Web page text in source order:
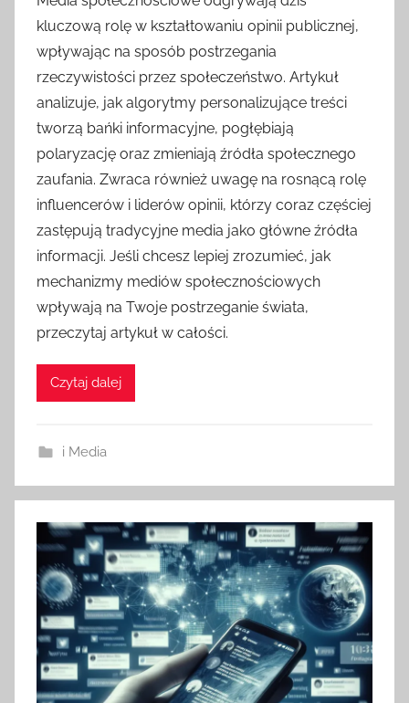
kluczową rolę w kształtowaniu opinii publicznej,
wpływając na sposób postrzegania
rzeczywistości przez społeczeństwo. Artykuł
analizuje, jak algorytmy personalizujące treści
tworzą bańki informacyjne, pogłębiają
polaryzację oraz zmieniają źródła społecznego
zaufania. Zwraca również uwagę na rosnącą rolę
influencerów i liderów opinii, którzy coraz częściej
zastępują tradycyjne media jako główne źródła
informacji. Jeśli chcesz lepiej zrozumieć, jak
mechanizmy mediów społecznościowych
wpływają na Twoje postrzeganie świata,
przeczytaj artykuł w całości.
Czytaj dalej
i Media